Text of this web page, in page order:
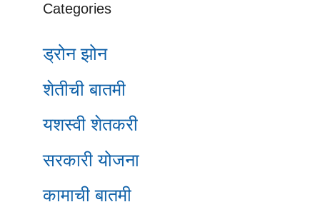
Categories
ड्रोन झोन
शेतीची बातमी
यशस्वी शेतकरी
सरकारी योजना
कामाची बातमी